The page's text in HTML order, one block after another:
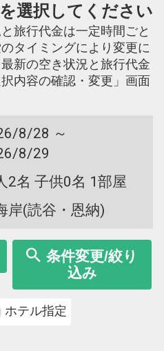
選択してください
旅行代金は一定時間ごと
タイミングにより変更に
新の空き状況と旅行代金
内容の確認・変更」画面
8/28 ～
8/29
2名 子供0名 1部屋
岸(読谷・恩納)
条件変更/絞り
込み
ホテル指定